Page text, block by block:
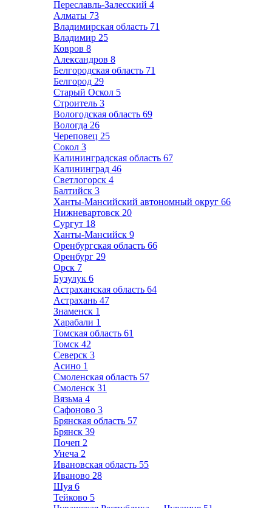
Переславль-Залесский 4
Алматы 73
Владимирская область 71
Владимир 25
Ковров 8
Александров 8
Белгородская область 71
Белгород 29
Старый Оскол 5
Строитель 3
Вологодская область 69
Вологда 26
Череповец 25
Сокол 3
Калининградская область 67
Калининград 46
Светлогорск 4
Балтийск 3
Ханты-Мансийский автономный округ 66
Нижневартовск 20
Сургут 18
Ханты-Мансийск 9
Оренбургская область 66
Оренбург 29
Орск 7
Бузулук 6
Астраханская область 64
Астрахань 47
Знаменск 1
Харабали 1
Томская область 61
Томск 42
Северск 3
Асино 1
Смоленская область 57
Смоленск 31
Вязьма 4
Сафоново 3
Брянская область 57
Брянск 39
Почеп 2
Унеча 2
Ивановская область 55
Иваново 28
Шуя 6
Тейково 5